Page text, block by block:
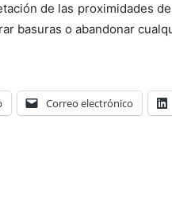
de las proximidades
basuras o abandonar
Correo electrónico